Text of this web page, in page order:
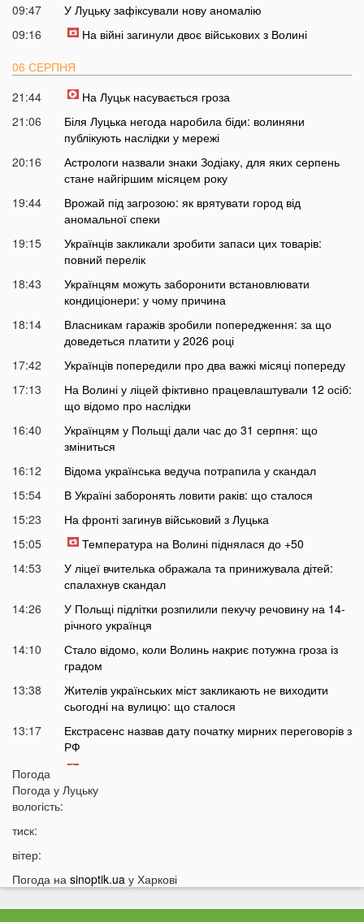
09:47
У Луцьку зафіксували нову аномалію
09:16
На війні загинули двоє військових з Волині
06 СЕРПНЯ
21:44
На Луцьк насувається гроза
21:06
Біля Луцька негода наробила біди: волиняни
публікують наслідки у мережі
20:16
Астрологи назвали знаки Зодіаку, для яких серпень
стане найгіршим місяцем року
19:44
Врожай під загрозою: як врятувати город від
аномальної спеки
19:15
Українців закликали зробити запаси цих товарів:
повний перелік
18:43
Українцям можуть заборонити встановлювати
кондиціонери: у чому причина
18:14
Власникам гаражів зробили попередження: за що
доведеться платити у 2026 році
17:42
Українців попередили про два важкі місяці попереду
17:13
На Волині у ліцей фіктивно працевлаштували 12 осіб:
що відомо про наслідки
16:40
Українцям у Польщі дали час до 31 серпня: що
зміниться
16:12
Відома українська ведуча потрапила у скандал
15:54
В Україні заборонять ловити раків: що сталося
15:23
На фронті загинув військовий з Луцька
15:05
Температура на Волині піднялася до +50
14:53
У ліцеї вчителька ображала та принижувала дітей:
спалахнув скандал
14:26
У Польщі підлітки розпилили пекучу речовину на 14-
річного українця
14:10
Стало відомо, коли Волинь накриє потужна гроза із
градом
13:38
Жителів українських міст закликають не виходити
сьогодні на вулицю: що сталося
13:17
Екстрасенс назвав дату початку мирних переговорів з
РФ
13:03
після смертельної аварії на Соборності: шокуючі
12:37
за літр
11:51
На заході України проводять масштабні обшуки у
Погода
Погода у Луцьку
вологість:
тиск:
вітер:
Погода на sinoptik.ua у Харкові